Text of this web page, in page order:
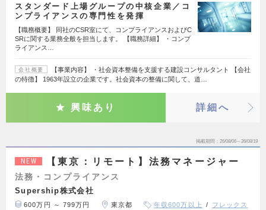
スタンダード上場グループの中核企業／コ
ンプライアンスの専門性を発揮
【職務概要】 同社のCSR室にて、コンプライアンスおよびC
SRに関する業務全般を担当します。 【職務詳細】 ・コンプ
ライアンス…
会社概要
【事業内容】 ・社会資本整備を支援する建設コンサルタント 【会社
の特徴】 1963年設立の企業です。社会資本の整備に関して、道…
興味あり 詳細へ
掲載期間 26/08/06～26/08/19
NEW 【東京：リモート】法務マネージャー
法務・コンプライアンス
Supership株式会社
600万円 ～ 799万円 東京都 年収600万以上
フレックス